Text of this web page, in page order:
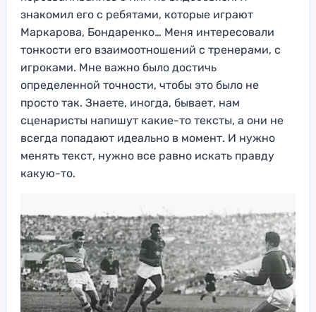
знакомил его с ребятами, которые играют
Маркарова, Бондаренко… Меня интересовали
тонкости его взаимоотношений с тренерами, с
игроками. Мне важно было достичь
определенной точности, чтобы это было не
просто так. Знаете, иногда, бывает, нам
сценаристы напишут какие-то тексты, а они не
всегда попадают идеально в момент. И нужно
менять текст, нужно все равно искать правду
какую-то.